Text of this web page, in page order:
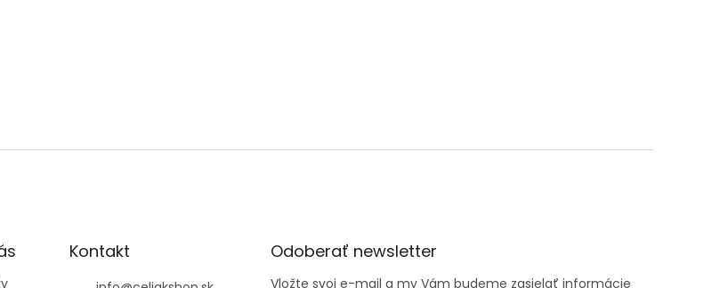
Kontakt Odoberať newsletter
Vložte svoj e-mail a my Vám budeme zasielať informácie